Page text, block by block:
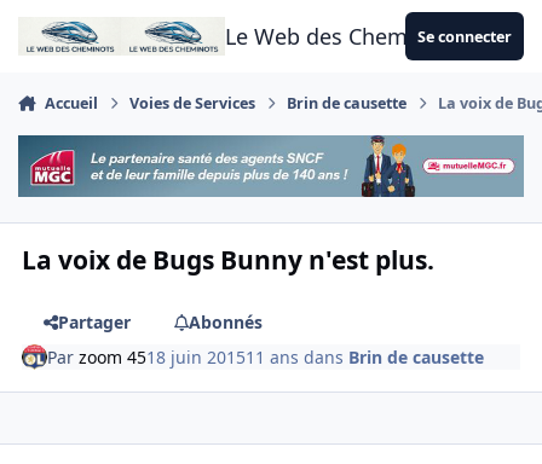
Aller au contenu
Le Web des CheminotsSe connecter
Accueil Voies de Services Brin de causette La voix de
La voix de Bugs Bunny n'est plus.
Partager
Abonnés
Parzoom 4518 juin 201511 ans dans Brin de causette